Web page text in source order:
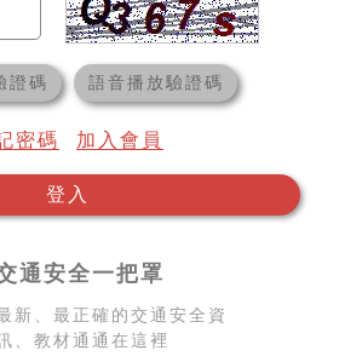
通安全一把罩
新、最正確的交通安全資
、教材通通在這裡
證碼 語音播放驗證碼
密碼 加入會員
登入